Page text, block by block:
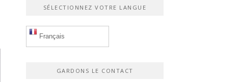
SÉLECTIONNEZ VOTRE LANGUE
Français
GARDONS LE CONTACT